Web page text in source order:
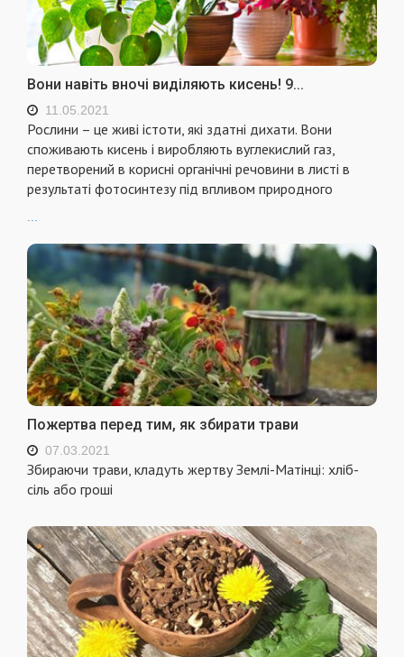
Вони навіть вночі виділяють кисень! 9...
11.05.2021
Рослини – це живі істоти, які здатні дихати. Вони
споживають кисень і виробляють вуглекислий газ,
перетворений в корисні органічні речовини в листі в
результаті фотосинтезу під впливом природного
Пожертва перед тим, як збирати трави
07.03.2021
Збираючи трави, кладуть жертву Землі-Матінці: хліб-
сіль або гроші